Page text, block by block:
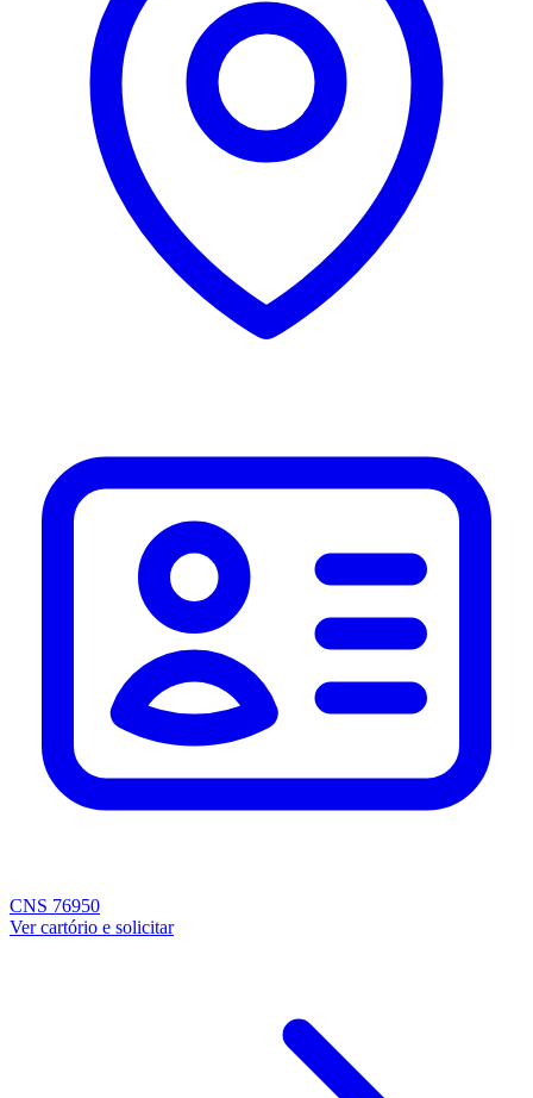
CNS 76950
Ver cartório e solicitar